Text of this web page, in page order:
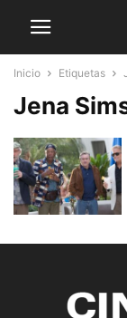
Inicio Etiquetas
Jena